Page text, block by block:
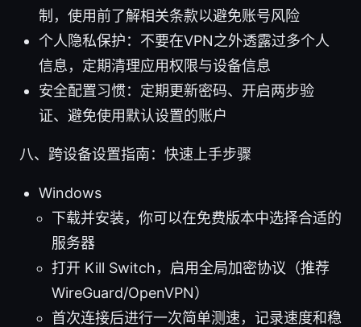
制，使用前了解相关条款以避免账号风险
个人隐私保护：不要在VPN之外透露过多个人
信息，定期清理应用权限与设备信息
安全配置习惯：定期更新密码、开启两步验
证、避免使用默认设置的账户
八、跨设备设置指南：快速上手步骤
Windows
下载并安装，你可以在免费版本中选择合适的
服务器
打开 Kill Switch，启用全局加密协议（推荐
WireGuard/OpenVPN）
首次连接后进行一次简单测速，记录速度和稳